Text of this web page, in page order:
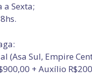
a Sexta;
(Asa Sul, Empire
+ Auxílio